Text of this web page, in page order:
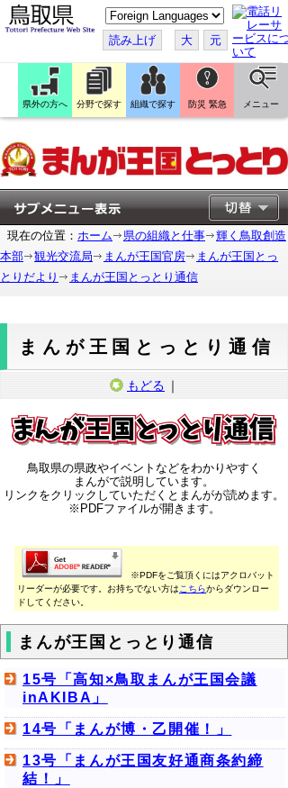
こ
の
ペ
ー
ジ
翻
訳
す
読み上げ 大 元
県外の方へ 分野で探す 組織で探す 防災 緊急 メニュー
現在の位置： ホーム 県の組織と仕事
輝く鳥取創造
本部
観光交流局 まんが王国官房
まんが王国とっ
とりだより
まんが王国とっとり通信
まんが王国とっとり通信
もどる ｜
鳥取県の県政やイベントなどをわかりやすく
まんがで説明しています。
リンクをクリックしていただくとまんがが読めます。
※PDFファイルが開きます。
※PDFをご覧頂くにはアクロバット
リーダーが必要です。お持ちでない方は こちらからダウンロー
ドしてください。
まんが王国とっとり通信
15号「高知×鳥取まんが王国会議
inAKIBA」
14号「まんが博・乙開催！」
13号「まんが王国友好通商条約締
結！」